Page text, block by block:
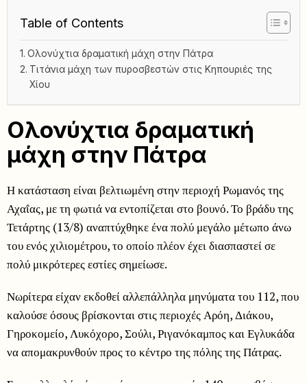
Table of Contents
Ολονύχτια δραματική μάχη στην Πάτρα
Τιτάνια μάχη των πυροσβεστών στις Κηπουριές της
Χίου
Ολονύχτια δραματική
μάχη στην Πάτρα
Η κατάσταση είναι βελτιωμένη στην περιοχή Ρωμανός της
Αχαΐας, με τη φωτιά να εντοπίζεται στο βουνό. Το βράδυ της
Τετάρτης (13/8) αναπτύχθηκε ένα πολύ μεγάλο μέτωπο άνω
του ενός χιλιομέτρου, το οποίο πλέον έχει διασπαστεί σε
πολύ μικρότερες εστίες σημείωσε.
Νωρίτερα είχαν εκδοθεί αλλεπάλληλα μηνύματα του 112, που
καλούσε όσους βρίσκονται στις περιοχές Αρόη, Διάκου,
Γηροκομείο, Λυκόχορο, Σούλι, Ριγανόκαμπος και Εγλυκάδα
να απομακρυνθούν προς το κέντρο της πόλης της Πάτρας.